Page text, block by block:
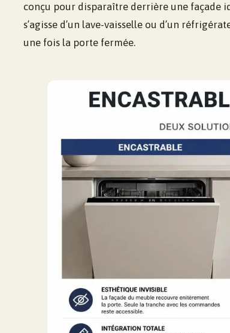
conçu pour disparaître derrière une façade
s’agisse d’un lave-vaisselle ou d’un
une fois la porte fermée.